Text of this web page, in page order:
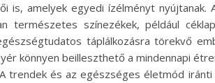
is, amelyek egyedi ízélményt
természetes színezékek, például
táplálkozásra törekvő
könnyen beilleszthető a mindennapi
trendek és az egészséges életmód